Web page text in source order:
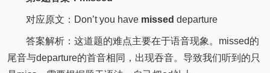
对应原文：Don’t you havemissed departure
答案解析：这道题的难点主要在于语音现象。missed的
尾音与departure的首音相同，出现吞音。导致我们听到的只